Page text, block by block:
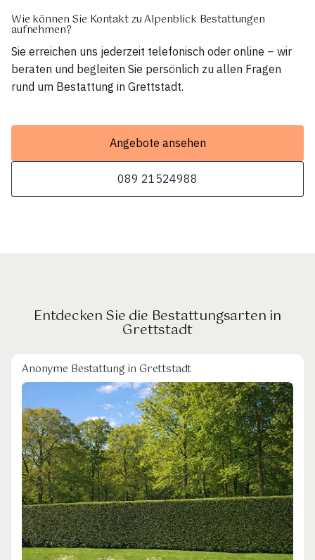
Wie können Sie Kontakt zu Alpenblick Bestattungen
aufnehmen?
Sie erreichen uns jederzeit telefonisch oder online – wir
beraten und begleiten Sie persönlich zu allen Fragen
rund um Bestattung in Grettstadt.
Angebote ansehen
089 21524988
Entdecken Sie die Bestattungsarten in
Grettstadt
Anonyme Bestattung in Grettstadt